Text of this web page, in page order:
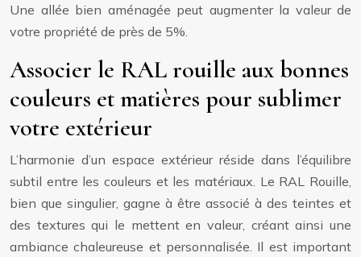
Une allée bien aménagée peut augmenter la valeur de
votre propriété de près de 5%.
Associer le RAL rouille aux bonnes
couleurs et matières pour sublimer
votre extérieur
L’harmonie d’un espace extérieur réside dans l’équilibre
subtil entre les couleurs et les matériaux. Le RAL Rouille,
bien que singulier, gagne à être associé à des teintes et
des textures qui le mettent en valeur, créant ainsi une
ambiance chaleureuse et personnalisée. Il est important